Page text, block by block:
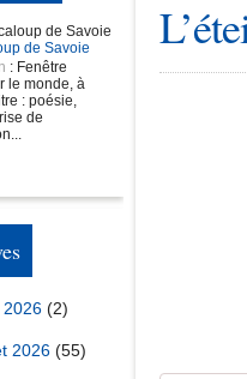
de Savoie
: Fenêtre
le monde, à
: poésie,
de
2026 (2)
2026 (55)